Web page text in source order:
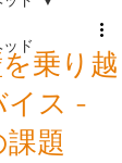
ド
乗り越
イス -
題